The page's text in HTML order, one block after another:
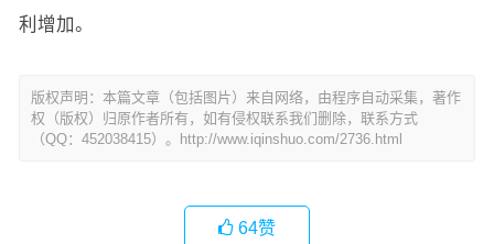
利增加。
版权声明：本篇文章（包括图片）来自网络，由程序自动采集，著作
权（版权）归原作者所有，如有侵权联系我们删除，联系方式
（QQ：452038415）。http://www.iqinshuo.com/2736.html
64赞